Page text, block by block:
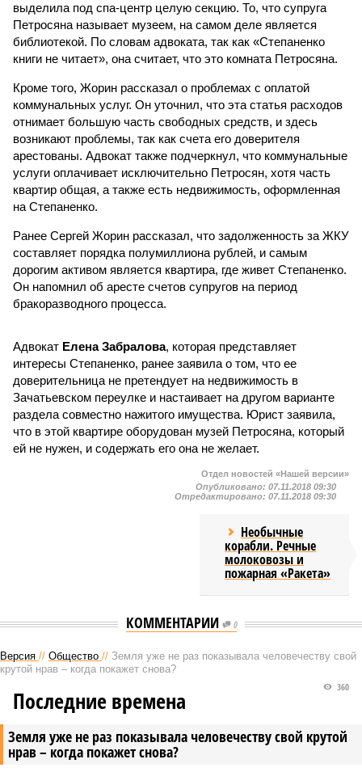
выделила под спа-центр целую секцию. То, что супруга
Петросяна называет музеем, на самом деле является
библиотекой. По словам адвоката, так как «Степаненко
книги не читает», она считает, что это комната Петросяна.
Кроме того, Жорин рассказал о проблемах с оплатой
коммунальных услуг. Он уточнил, что эта статья расходов
отнимает большую часть свободных средств, и здесь
возникают проблемы, так как счета его доверителя
арестованы. Адвокат также подчеркнул, что коммунальные
услуги оплачивает исключительно Петросян, хотя часть
квартир общая, а также есть недвижимость, оформленная
на Степаненко.
Ранее Сергей Жорин рассказал, что задолженность за ЖКУ
составляет порядка полумиллиона рублей, и самым
дорогим активом является квартира, где живет Степаненко.
Он напомнил об аресте счетов супругов на период
бракоразводного процесса.
Адвокат Елена Забралова, которая представляет
интересы Степаненко, ранее заявила о том, что ее
доверительница не претендует на недвижимость в
Зачатьевском переулке и настаивает на другом варианте
раздела совместно нажитого имущества. Юрист заявила,
что в этой квартире оборудован музей Петросяна, который
ей не нужен, и содержать его она не желает.
Отдел новостей «Нашей версии»
Опубликовано: 07.11.2018 09:30
Отредактировано: 07.11.2018 09:30
Необычные
корабли. Речные
молоковозы и
пожарная «Ракета»
КОММЕНТАРИИ 0
Версия // Общество // Земля уже не раз показывала человечеству свой
крутой нрав – когда покажет снова?
Земля уже не раз показывала человечеству свой крутой
нрав – когда покажет снова?
360
Последние времена